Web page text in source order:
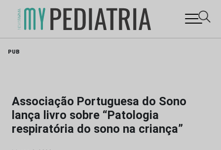
PUB
Associação Portuguesa do Sono
lança livro sobre “Patologia
respiratória do sono na criança”